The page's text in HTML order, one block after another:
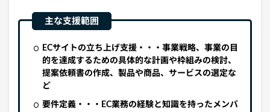
ECサイトの立ち上げ支援・・・事業戦略、事業の目
的を達成するための具体的な計画や枠組みの検討、
提案依頼書の作成、製品や商品、サービスの選定な
ど
要件定義・・・EC業務の経験と知識を持ったメンバ